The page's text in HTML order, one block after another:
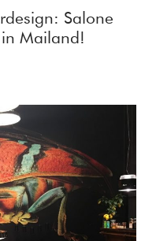
Salone
Mailand!